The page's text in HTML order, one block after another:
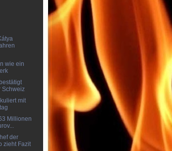
wie ein
Schweiz
mit
Millionen
der
zieht Fazit